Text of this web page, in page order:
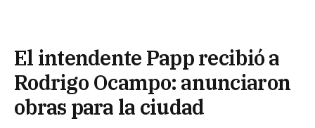
El intendente Papp recibió a
Rodrigo Ocampo: anunciaron
obras para la ciudad